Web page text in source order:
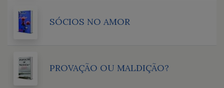
SÓCIOS NO AMOR
PROVAÇÃO OU MALDIÇÃO?